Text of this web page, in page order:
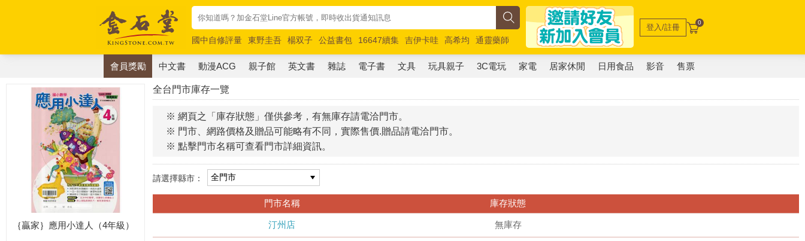
國中自修評量 東野圭吾 楊双子 公益書包 16647續集 吉伊卡哇 高希均
通靈藥師
唯紅花綻放
奧德賽 路邊攤新作 馬斯克 玩具總動員5 超慢跑
登入/註冊 0
會員獎勵 中文書 動漫ACG 親子館 英文書 雜誌 電子書 文具 玩具親子 3C電玩 家電 居家休閒 日用食品 影音 售票
全台門市庫存一覽
※ 網頁之「庫存狀態」僅供參考，有無庫存請電洽門市。
※ 門市、網路價格及贈品可能略有不同，實際售價.贈品請電洽門市。
※ 點擊門市名稱可查看門市詳細資訊。
請選擇縣市：
門市名稱 庫存狀態
汀州店 無庫存
｛贏家｝應用小達人（4年級）